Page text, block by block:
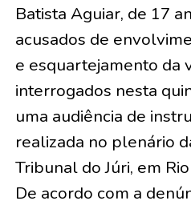
Batista Aguiar, de 17
acusados de
e esquartejamento da
interrogados nesta
uma audiência de
realizada no plenário
Tribunal do Júri, em
De acordo com a